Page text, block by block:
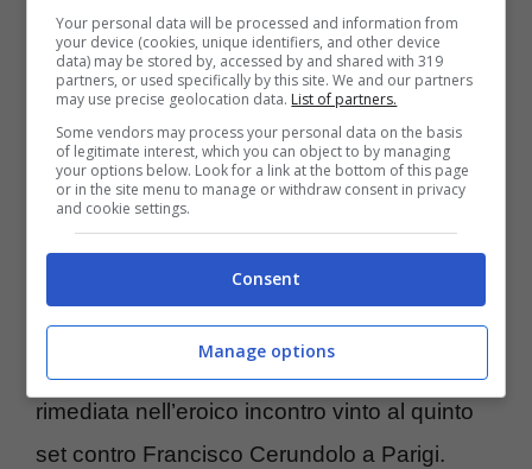
Djokovic decimo, Finals di
Torino a serio rischio
La fotografia del difficilissimo momento del
fuoriclasse di Belgrado è ben evidenziata
non solo dall’assenza di trofei vinti, ma
anche dalla condizione fisica, mai così
precaria. Non è un caso che Novak sia finito
sotto i ferri dopo la lesione al menisco
rimediata nell’eroico incontro vinto al quinto
set contro Francisco Cerundolo a Parigi.
Your personal data will be processed and information from
your device (cookies, unique identifiers, and other device
data) may be stored by, accessed by and shared with 319
partners, or used specifically by this site. We and our partners
may use precise geolocation data. List of partners.
Some vendors may process your personal data on the basis
of legitimate interest, which you can object to by managing
your options below. Look for a link at the bottom of this page
or in the site menu to manage or withdraw consent in privacy
and cookie settings.
Consent
Manage options